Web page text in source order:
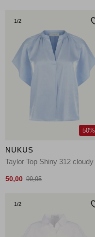
1/2
50%
NUKUS
Taylor Top Shiny 312 cloudy
50,00 99,95
1/2